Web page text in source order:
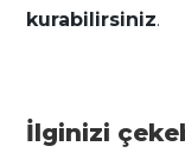
kurabilirsiniz.
İlginizi